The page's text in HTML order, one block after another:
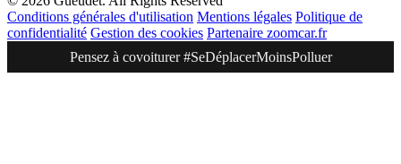
Conditions générales d'utilisation Mentions légales Politique de
confidentialité Gestion des cookies Partenaire zoomcar.fr
Pensez à covoiturer #SeDéplacerMoinsPolluer